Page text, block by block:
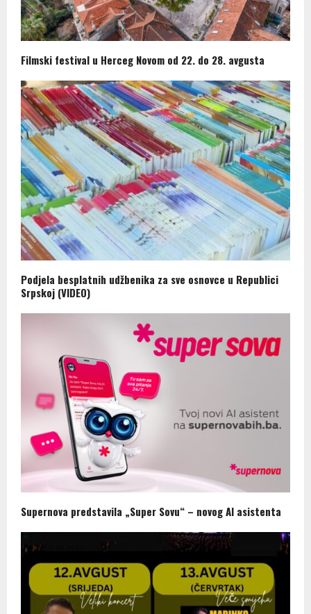
Filmski festival u Herceg Novom od 22. do 28. avgusta
Podjela besplatnih udžbenika za sve osnovce u Republici
Srpskoj (VIDEO)
Supernova predstavila „Super Sovu“ – novog AI asistenta